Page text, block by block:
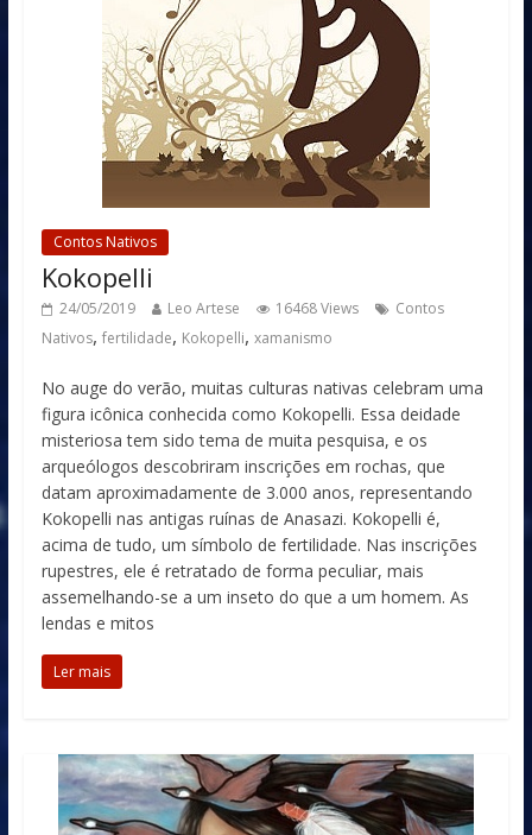
Contos Nativos
Kokopelli
24/05/2019 Leo Artese 16468 Views
Contos
Nativos, fertilidade, Kokopelli, xamanismo
No auge do verão, muitas culturas nativas celebram uma
figura icônica conhecida como Kokopelli. Essa deidade
misteriosa tem sido tema de muita pesquisa, e os
arqueólogos descobriram inscrições em rochas, que
datam aproximadamente de 3.000 anos, representando
Kokopelli nas antigas ruínas de Anasazi. Kokopelli é,
acima de tudo, um símbolo de fertilidade. Nas inscrições
rupestres, ele é retratado de forma peculiar, mais
assemelhando-se a um inseto do que a um homem. As
lendas e mitos
Ler mais